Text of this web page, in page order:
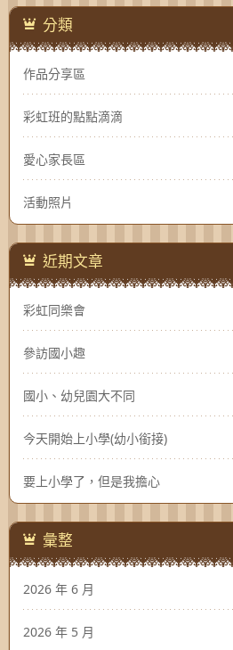
分類
作品分享區
彩虹班的點點滴滴
愛心家長區
活動照片
近期文章
彩虹同樂會
參訪國小趣
國小、幼兒園大不同
今天開始上小學(幼小銜接)
要上小學了，但是我擔心
彙整
2026 年 6 月
2026 年 5 月